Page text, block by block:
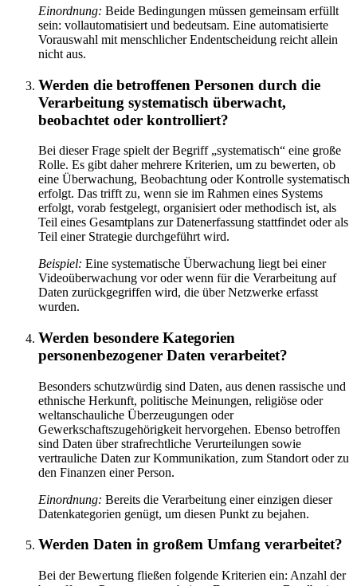
Einordnung: Beide Bedingungen müssen gemeinsam erfüllt
sein: vollautomatisiert und bedeutsam. Eine automatisierte
Vorauswahl mit menschlicher Endentscheidung reicht allein
nicht aus.
Werden die betroffenen Personen durch die
Verarbeitung systematisch überwacht,
beobachtet oder kontrolliert?
Bei dieser Frage spielt der Begriff „systematisch“ eine große
Rolle. Es gibt daher mehrere Kriterien, um zu bewerten, ob
eine Überwachung, Beobachtung oder Kontrolle systematisch
erfolgt. Das trifft zu, wenn sie im Rahmen eines Systems
erfolgt, vorab festgelegt, organisiert oder methodisch ist, als
Teil eines Gesamtplans zur Datenerfassung stattfindet oder als
Teil einer Strategie durchgeführt wird.
Beispiel: Eine systematische Überwachung liegt bei einer
Videoüberwachung vor oder wenn für die Verarbeitung auf
Daten zurückgegriffen wird, die über Netzwerke erfasst
wurden.
Werden besondere Kategorien
personenbezogener Daten verarbeitet?
Besonders schutzwürdig sind Daten, aus denen rassische und
ethnische Herkunft, politische Meinungen, religiöse oder
weltanschauliche Überzeugungen oder
Gewerkschaftszugehörigkeit hervorgehen. Ebenso betroffen
sind Daten über strafrechtliche Verurteilungen sowie
vertrauliche Daten zur Kommunikation, zum Standort oder zu
den Finanzen einer Person.
Einordnung: Bereits die Verarbeitung einer einzigen dieser
Datenkategorien genügt, um diesen Punkt zu bejahen.
Werden Daten in großem Umfang verarbeitet?
Bei der Bewertung fließen folgende Kriterien ein: Anzahl der